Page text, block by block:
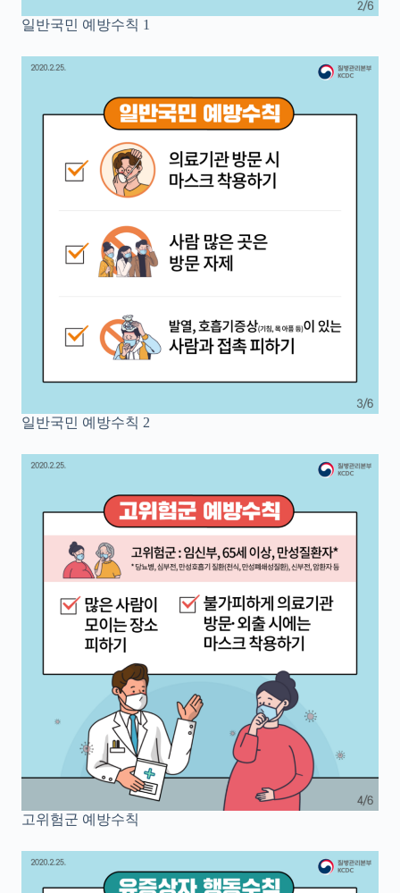
일반국민 예방수칙 1
일반국민 예방수칙 2
고위험군 예방수칙